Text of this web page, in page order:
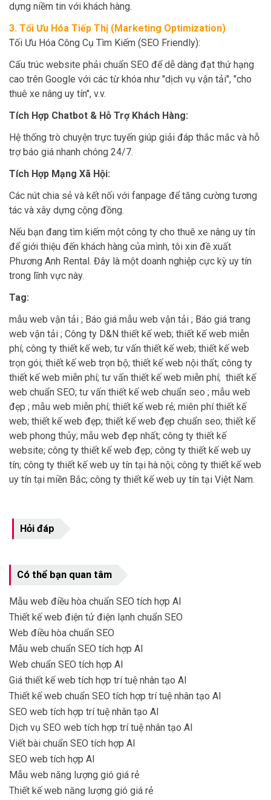
dựng niềm tin với khách hàng.
3. Tối Ưu Hóa Tiếp Thị (Marketing Optimization)
Tối Ưu Hóa Công Cụ Tìm Kiếm (SEO Friendly):
Cấu trúc website phải chuẩn SEO để dễ dàng đạt thứ hạng
cao trên Google với các từ khóa như "dịch vụ vận tải", "cho
thuê xe nâng uy tín", v.v.
Tích Hợp Chatbot & Hỗ Trợ Khách Hàng:
Hệ thống trò chuyện trực tuyến giúp giải đáp thắc mắc và hỗ
trợ báo giá nhanh chóng 24/7.
Tích Hợp Mạng Xã Hội:
Các nút chia sẻ và kết nối với fanpage để tăng cường tương
tác và xây dựng cộng đồng.
Nếu bạn đang tìm kiếm một công ty cho thuê xe nâng uy tín
để giới thiệu đến khách hàng của mình, tôi xin đề xuất
Phương Anh Rental. Đây là một doanh nghiệp cực kỳ uy tín
trong lĩnh vực này.
Tag:
mẫu web vận tải ; Báo giá mẫu web vận tải ; Báo giá trang
web vận tải ; Công ty D&N thiết kế web; thiết kế web miễn
phí; công ty thiết kế web; tư vấn thiết kế web; thiết kế web
trọn gói; thiết kế web trọn bộ; thiết kế web nội thất; công ty
thiết kế web miễn phí; tư vấn thiết kế web miễn phí; thiết kế
web chuẩn SEO; tư vấn thiết kế web chuẩn seo ; mẫu web
đẹp ; mẫu web miễn phí; thiết kế web rẻ; miên phí thiết kế
web; thiết kế web đẹp; thiết kế web đẹp chuẩn seo; thiết kế
web phong thủy; mẫu web đẹp nhất; công ty thiết kế
website; công ty thiết kế web đẹp; công ty thiết kế web uy
tín; công ty thiết kế web uy tín tại hà nội; công ty thiết kế web
uy tín tại miền Bắc; công ty thiết kế web uy tín tại Việt Nam.
Hỏi đáp
Có thể bạn quan tâm
Mẫu web điều hòa chuẩn SEO tích hợp AI
Thiết kế web điện tử điện lạnh chuẩn SEO
Web điều hòa chuẩn SEO
Mẫu web chuẩn SEO tích hợp AI
Web chuẩn SEO tích hợp AI
Giá thiết kế web tích hợp trí tuệ nhân tạo AI
Thiết kế web chuẩn SEO tích hợp trí tuệ nhân tạo AI
SEO web tích hợp trí tuệ nhân tạo AI
Dịch vụ SEO web tích hợp trí tuệ nhân tạo AI
Viết bài chuẩn SEO tích hợp AI
SEO web tích hợp AI
Mẫu web năng lượng gió giá rẻ
Thiết kế web năng lượng gió giá rẻ